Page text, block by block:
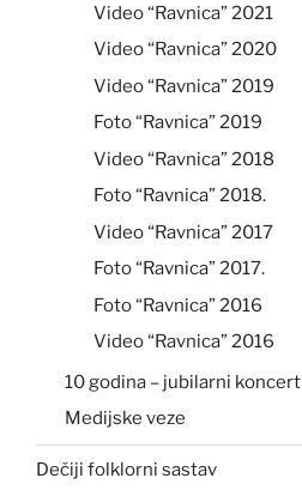
Video “Ravnica” 2021
Video “Ravnica” 2020
Video “Ravnica” 2019
Foto “Ravnica” 2019
Video “Ravnica” 2018
Foto “Ravnica” 2018.
Video “Ravnica” 2017
Foto “Ravnica” 2017.
Foto “Ravnica” 2016
Video “Ravnica” 2016
10 godina – jubilarni koncert
Medijske veze
Dečiji folklorni sastav